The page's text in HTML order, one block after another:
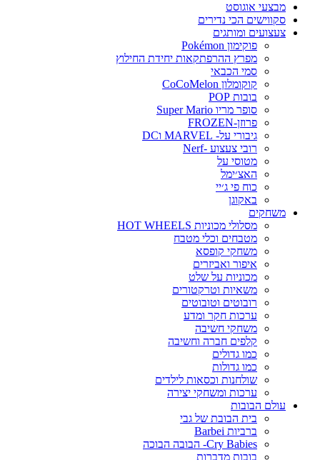
מבצעי אוגוסט
סקווישים הכי נדירים
צעצועים ומותגים
פוקימון Pokémon
מפרץ ההרפתקאות יחידת החילוץ
סמי הכבאי
קוקומלון CoCoMelon
בובות POP
סופר מריו Super Mario
פרוזן-FROZEN
גיבורי על- MARVEL וDC
רובי צעצוע -Nerf
מטוסי על
האצ׳ימל
כוח פי ג׳יי
באקוגן
משחקים
מסלולי מכוניות HOT WHEELS
מטבחים וכלי מטבח
משחקי קופסא
איפור ואביזרים
מכוניות על שלט
משאיות וטרקטורים
רובוטים וטובוטים
ערכות חקר ומדע
משחקי חשיבה
קלפים חברה וחשיבה
כמו גדולים
כמו גדולות
שולחנות וכסאות לילדים
ערכות ומשחקי יצירה
עולם הבובות
בית הבובת של גבי
ברביות Barbei
Cry Babies- הבובה הבוכה
בובות מדברות